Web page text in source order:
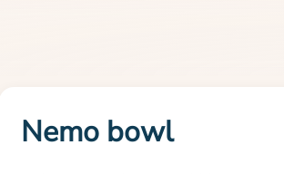
Nemo bowl